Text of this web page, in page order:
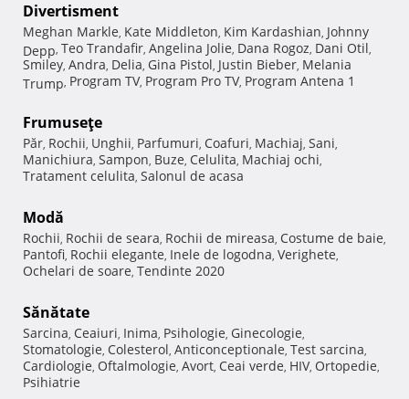
Divertisment
Meghan Markle, Kate Middleton, Kim Kardashian, Johnny
Depp, Teo Trandafir, Angelina Jolie, Dana Rogoz, Dani Otil,
Smiley, Andra, Delia, Gina Pistol, Justin Bieber, Melania
Trump, Program TV, Program Pro TV, Program Antena 1
Frumuseţe
Păr, Rochii, Unghii, Parfumuri, Coafuri, Machiaj, Sani,
Manichiura, Sampon, Buze, Celulita, Machiaj ochi,
Tratament celulita, Salonul de acasa
Modă
Rochii, Rochii de seara, Rochii de mireasa, Costume de baie,
Pantofi, Rochii elegante, Inele de logodna, Verighete,
Ochelari de soare, Tendinte 2020
Sănătate
Sarcina, Ceaiuri, Inima, Psihologie, Ginecologie,
Stomatologie, Colesterol, Anticonceptionale, Test sarcina,
Cardiologie, Oftalmologie, Avort, Ceai verde, HIV, Ortopedie,
Psihiatrie